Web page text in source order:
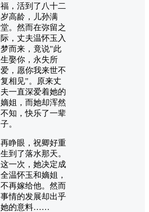
福，活到了八十二
岁高龄，儿孙满
堂。然而在弥留之
际，丈夫温怀玉入
梦而来，竟说"此
生娶你，永失所
爱，愿你我来世不
复相见"。原来丈
夫一直深爱着她的
嫡姐，而她却浑然
不知，快乐了一辈
子。
再睁眼，祝卿好重
生到了落水那天。
这一次，她决定成
全温怀玉和嫡姐，
不再嫁给他。然而
事情的发展却出乎
她的意料……